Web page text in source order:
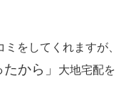
をしてくれますが、
から」
大地宅配を